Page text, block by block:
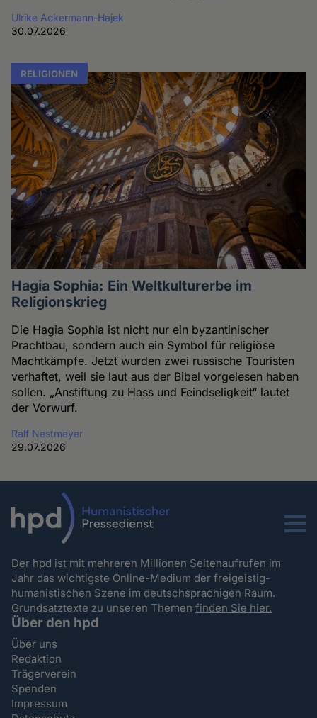
Ulrike Ackermann-Hajek
30.07.2026
RELIGIONEN
Hagia Sophia: Ein Weltkulturerbe im
Religionskrieg
Die Hagia Sophia ist nicht nur ein byzantinischer
Prachtbau, sondern auch ein Symbol für religiöse
Machtkämpfe. Jetzt wurden zwei russische Touristen
verhaftet, weil sie laut aus der Bibel vorgelesen haben
sollen. „Anstiftung zu Hass und Feindseligkeit“ lautet
der Vorwurf.
Ralf Nestmeyer
29.07.2026
Menu
Der hpd ist mit mehreren Millionen Seitenaufrufen im
Jahr das wichtigste Online-Medium der freigeistig-
humanistischen Szene im deutschsprachigen Raum.
Grundsatztexte zu unseren Themenfinden Sie hier.
Über den hpd
Über uns
Redaktion
Trägerverein
Spenden
Impressum